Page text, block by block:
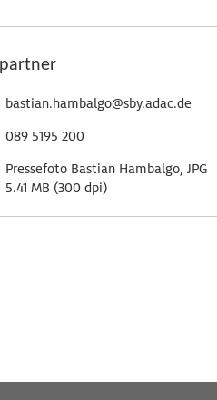
bastian.hambalgo@sby.adac.de
089 5195 200
Pressefoto Bastian Hambalgo, JPG
5.41 MB (300 dpi)